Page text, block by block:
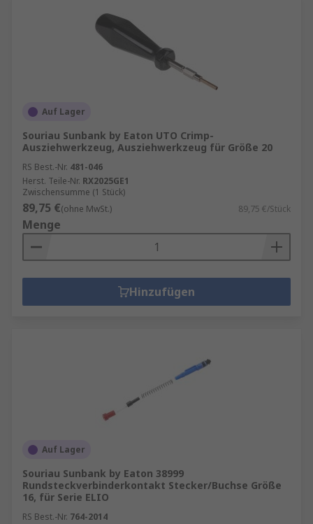
Auf Lager
Souriau Sunbank by Eaton UTO Crimp-
Ausziehwerkzeug, Ausziehwerkzeug für Größe 20
RS Best.-Nr. 481-046
Herst. Teile-Nr. RX2025GE1
Zwischensumme (1 Stück)
89,75 €(ohne MwSt.) 89,75 €/Stück
Menge
Hinzufügen
Auf Lager
Souriau Sunbank by Eaton 38999
Rundsteckverbinderkontakt Stecker/Buchse Größe
16, für Serie ELIO
RS Best.-Nr. 764-2014